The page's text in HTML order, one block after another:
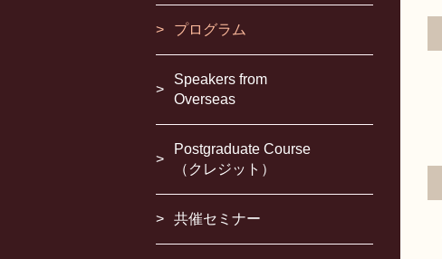
プログラム
Speakers from
Overseas
Postgraduate Course
（クレジット）
共催セミナー